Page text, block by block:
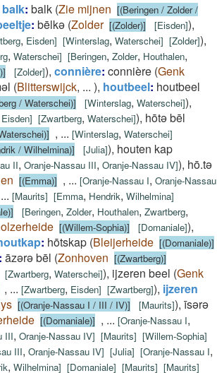
balk: balk (Zie mijnen [(Beringen / Zolder /
: bēlkǝ (Zolder [(Zolder)] [Eisden]),
, Eisden] [Winterslag, Waterschei] [Zolder]),
, Waterschei] [Beringen, Zolder, Houthalen,
[Zolder]), connière: connière (Genk
(Blitterswijck, ... ), houtbeel: houtbeel
/ Waterschei)] [Winterslag, Waterschei]),
Eisden] [Zwartberg, Waterschei]), hōtǝ bēl
, ... [Winterslag, Waterschei]
/ Wilhelmina)] [Julia]), houten kap
II, Oranje-Nassau III, Oranje-Nassau IV]), hō.tǝ
[(Emma)] , ... [Oranje-Nassau I, Oranje-Nassau
... [Maurits] [Emma, Hendrik, Wilhelmina]
[Beringen, Zolder, Houthalen, Zwartberg,
[(Willem-Sophia)] [Domaniale]),
: hōtskap (Bleijerheide [(Domaniale)]
: āzǝrǝ bēl (Zonhoven [(Zwartberg)]
[Zwartberg, Waterschei]), ijzeren beel (Genk
, ... [Zwartberg, Eisden] [Zwartberg]), ijzeren
[(Oranje-Nassau I / III / IV)] [Maurits]), īsǝrǝ
[(Domaniale)] , ... [Oranje-Nassau I,
III, Oranje-Nassau IV] [Maurits] [Willem-Sophia]
III, Oranje-Nassau IV] [Julia] [Oranje-Nassau I,
, Wilhelmina] [Domaniale] [Maurits] [Maurits]